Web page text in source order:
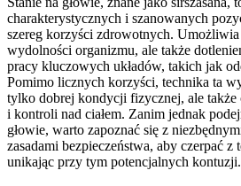
charakterystycznych i szanowanych
szereg korzyści zdrowotnych.
wydolności organizmu, ale także
pracy kluczowych układów, takich jak
Pomimo licznych korzyści, technika ta
tylko dobrej kondycji fizycznej, ale
i kontroli nad ciałem. Zanim jednak
głowie, warto zapoznać się z
zasadami bezpieczeństwa, aby czerpać
unikając przy tym potencjalnych kontuzji.